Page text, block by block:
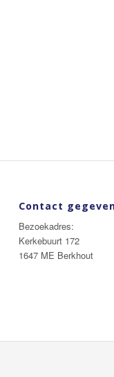
Contact
Bezoekadres:
Kerkebuurt 172
1647 ME Berkhout